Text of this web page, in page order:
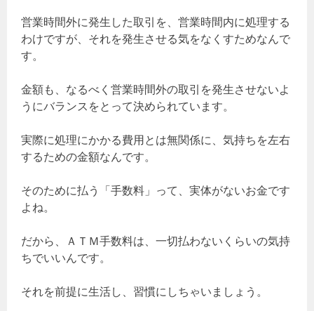
営業時間外に発生した取引を、営業時間内に処理する
わけですが、それを発生させる気をなくすためなんで
す。
金額も、なるべく営業時間外の取引を発生させないよ
うにバランスをとって決められています。
実際に処理にかかる費用とは無関係に、気持ちを左右
するための金額なんです。
そのために払う「手数料」って、実体がないお金です
よね。
だから、ＡＴＭ手数料は、一切払わないくらいの気持
ちでいいんです。
それを前提に生活し、習慣にしちゃいましょう。